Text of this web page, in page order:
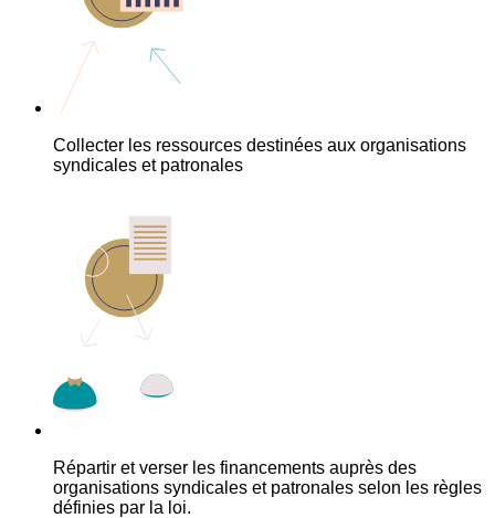
Collecter les ressources destinées aux organisations
syndicales et patronales
Répartir et verser les financements auprès des
organisations syndicales et patronales selon les règles
définies par la loi.